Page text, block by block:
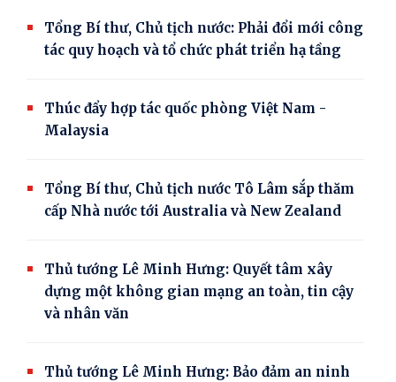
Tổng Bí thư, Chủ tịch nước: Phải đổi mới công
tác quy hoạch và tổ chức phát triển hạ tầng
Thúc đẩy hợp tác quốc phòng Việt Nam -
Malaysia
Tổng Bí thư, Chủ tịch nước Tô Lâm sắp thăm
cấp Nhà nước tới Australia và New Zealand
Thủ tướng Lê Minh Hưng: Quyết tâm xây
dựng một không gian mạng an toàn, tin cậy
và nhân văn
Thủ tướng Lê Minh Hưng: Bảo đảm an ninh